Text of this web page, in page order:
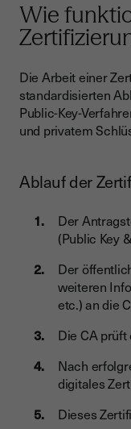
Wie
Die Arbeit einer
standardisierten
Public-Key-
und privatem
Ablauf der
Der
(Public Key
Der
weiteren
etc.) an die
Die CA
Nach
digitales
Dieses